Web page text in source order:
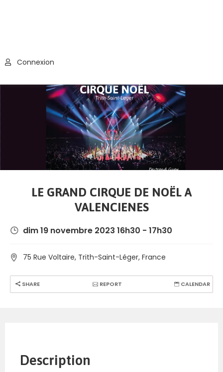
Connexion
LE GRAND CIRQUE DE NOËL A
VALENCIENES
dim 19 novembre 2023 16h30 - 17h30
75 Rue Voltaire, Trith-Saint-Léger, France
SHARE REPORT CALENDAR
Description